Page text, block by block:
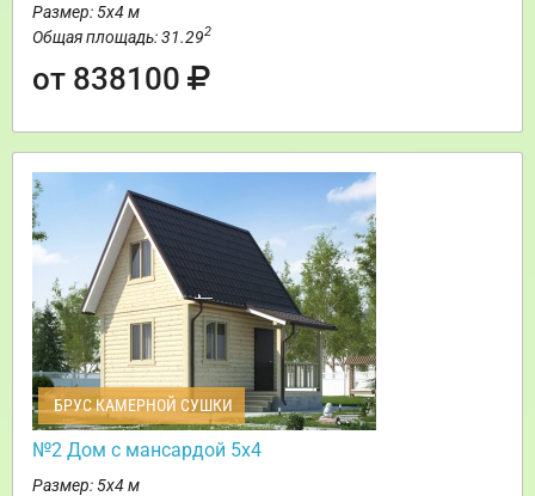
Размер: 5х4 м
Общая площадь: 31.292
от 838100
БРУС КАМЕРНОЙ СУШКИ
№2 Дом с мансардой 5х4
Размер: 5х4 м